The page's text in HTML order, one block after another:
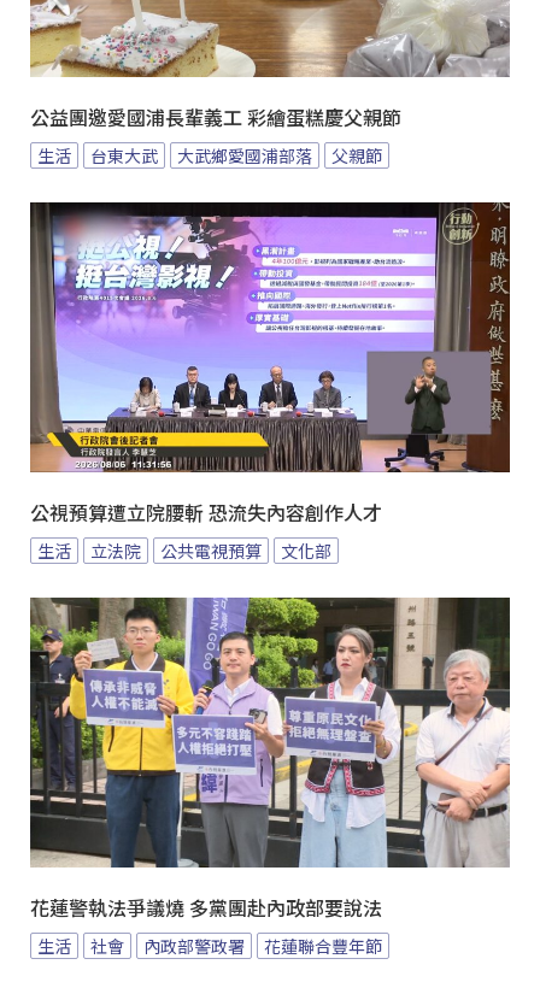
公益團邀愛國浦長輩義工 彩繪蛋糕慶父親節
生活 台東大武 大武鄉愛國浦部落 父親節
公視預算遭立院腰斬 恐流失內容創作人才
生活 立法院 公共電視預算 文化部
花蓮警執法爭議燒 多黨團赴內政部要說法
生活 社會 內政部警政署 花蓮聯合豐年節